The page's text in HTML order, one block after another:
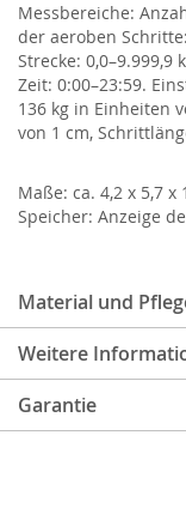
Material und
Weitere
Garantie
Messbereiche:
der aeroben
Strecke: 0,0–9.999,9
Zeit: 0:00–23:59.
136 kg in Einheiten
von 1 cm,
Maße: ca. 4,2 x 5,7
Speicher: Anzeige